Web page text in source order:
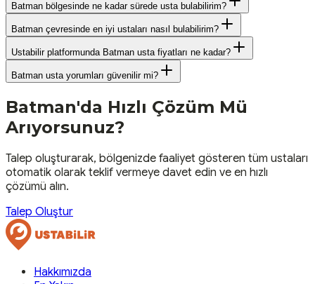
Batman bölgesinde ne kadar sürede usta bulabilirim?
Batman çevresinde en iyi ustaları nasıl bulabilirim?
Ustabilir platformunda Batman usta fiyatları ne kadar?
Batman usta yorumları güvenilir mi?
Batman'da Hızlı Çözüm Mü
Arıyorsunuz?
Talep oluşturarak, bölgenizde faaliyet gösteren tüm ustaları
otomatik olarak teklif vermeye davet edin ve en hızlı
çözümü alın.
Talep Oluştur
Hakkımızda